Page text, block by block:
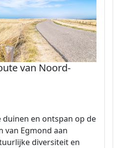
van Noord-
en ontspan op de
van Egmond aan
diversiteit en